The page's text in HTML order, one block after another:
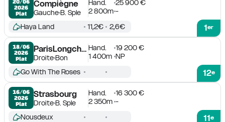
2026
Plat
Compiègne
GaucheB. Sple
Hand.
25 900 €
2 800m -
1er
Haya Land 11,2€ 2,6€
18/06
2026
Plat
ParisLongchamp
DroiteBon
Hand.
19 200 €
1 400m NP
12e
Go With The Roses
16/06
2026
Plat
Strasbourg
DroiteB. Sple
Hand.
16 300 €
2 350m -
11e
Nousdeux